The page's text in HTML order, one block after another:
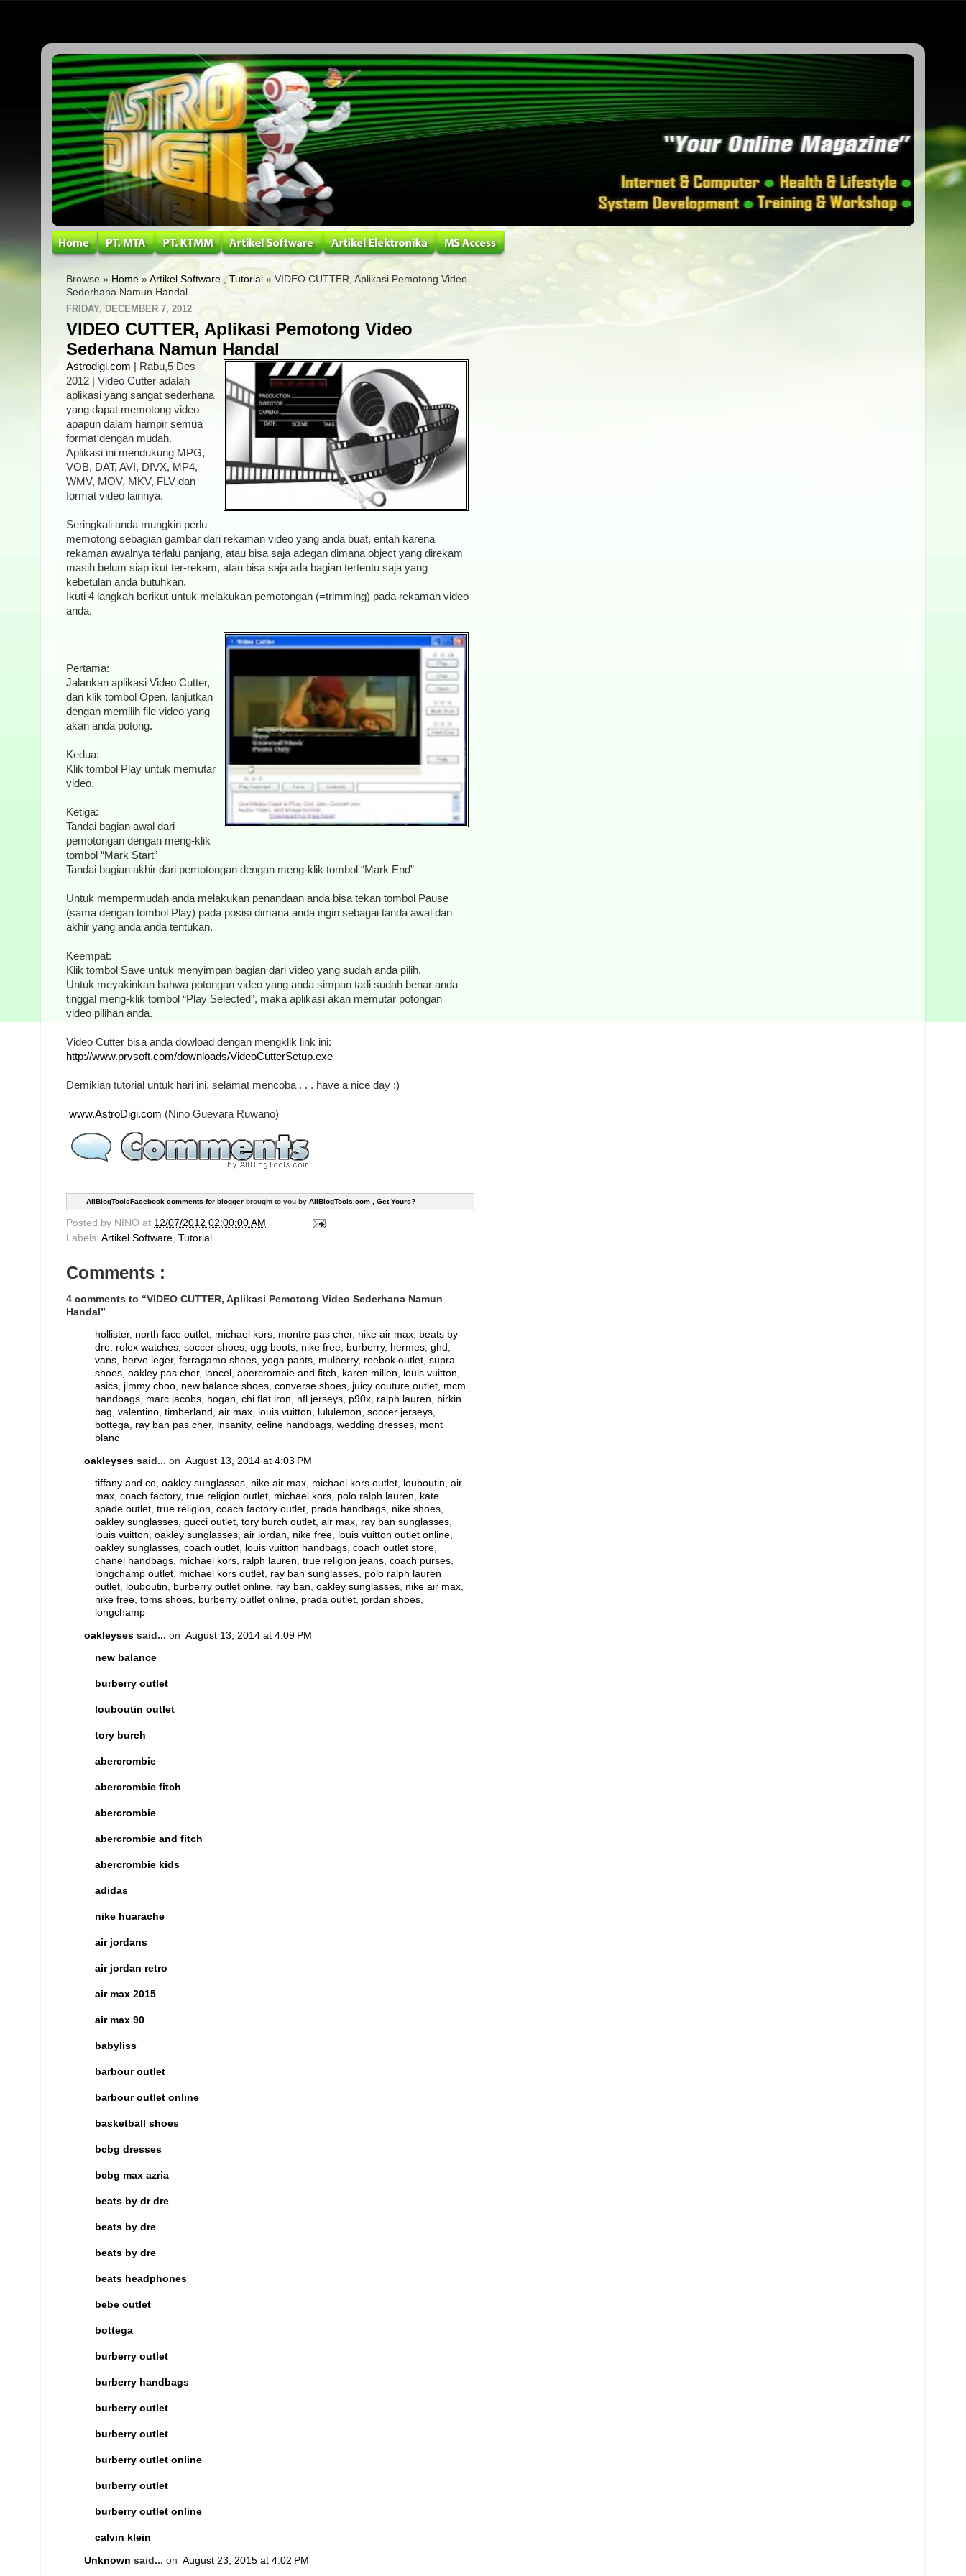
Browse » Home » Artikel Software Tutorial » VIDEO CUTTER, Aplikasi Pemotong Video
Sederhana Namun Handal
FRIDAY, DECEMBER 7, 2012
VIDEO CUTTER, Aplikasi Pemotong Video
Sederhana Namun Handal
Astrodigi.com | Rabu,5 Des
2012 | Video Cutter adalah
aplikasi yang sangat sederhana
yang dapat memotong video
apapun dalam hampir semua
format dengan mudah.
Aplikasi ini mendukung MPG,
VOB, DAT, AVI, DIVX, MP4,
WMV, MOV, MKV, FLV dan
format video lainnya.
Seringkali anda mungkin perlu
memotong sebagian gambar dari rekaman video yang anda buat, entah karena
rekaman awalnya terlalu panjang, atau bisa saja adegan dimana object yang direkam
masih belum siap ikut ter-rekam, atau bisa saja ada bagian tertentu saja yang
kebetulan anda butuhkan.
Ikuti 4 langkah berikut untuk melakukan pemotongan (=trimming) pada rekaman video
anda.
Pertama:
Jalankan aplikasi Video Cutter,
dan klik tombol Open, lanjutkan
dengan memilih file video yang
akan anda potong.
Kedua:
Klik tombol Play untuk memutar
video.
Ketiga:
Tandai bagian awal dari
pemotongan dengan meng-klik
tombol “Mark Start”
Tandai bagian akhir dari pemotongan dengan meng-klik tombol “Mark End”
Untuk mempermudah anda melakukan penandaan anda bisa tekan tombol Pause
(sama dengan tombol Play) pada posisi dimana anda ingin sebagai tanda awal dan
akhir yang anda anda tentukan.
Keempat:
Klik tombol Save untuk menyimpan bagian dari video yang sudah anda pilih.
Untuk meyakinkan bahwa potongan video yang anda simpan tadi sudah benar anda
tinggal meng-klik tombol “Play Selected”, maka aplikasi akan memutar potongan
video pilihan anda.
Video Cutter bisa anda dowload dengan mengklik link ini:
http://www.prvsoft.com/downloads/VideoCutterSetup.exe
Demikian tutorial untuk hari ini, selamat mencoba . . . have a nice day :)
www.AstroDigi.com (Nino Guevara Ruwano)
AllBlogToolsFacebook comments for blogger brought to you by AllBlogTools.com , Get Yours?
Posted by NINO at 12/07/2012 02:00:00 AM
Labels: Artikel Software, Tutorial
Comments :
4 comments to “VIDEO CUTTER, Aplikasi Pemotong Video Sederhana Namun
Handal”
hollister, north face outlet, michael kors, montre pas cher, nike air max, beats by
dre, rolex watches, soccer shoes, ugg boots, nike free, burberry, hermes, ghd ,
vans, herve leger, ferragamo shoes, yoga pants, mulberry, reebok outlet, supra
shoes, oakley pas cher, lancel , abercrombie and fitch, karen millen, louis vuitton,
asics, jimmy choo, new balance shoes, converse shoes, juicy couture outlet, mcm
handbags, marc jacobs, hogan, chi flat iron, nfl jerseys, p90x, ralph lauren, birkin
bag, valentino, timberland , air max, louis vuitton, lululemon, soccer jerseys,
bottega, ray ban pas cher, insanity, celine handbags, wedding dresses, mont
blanc
oakleyses said... on August 13, 2014 at 4:03 PM
tiffany and co, oakley sunglasses, nike air max, michael kors outlet, louboutin, air
max, coach factory, true religion outlet, michael kors, polo ralph lauren, kate
spade outlet, true religion, coach factory outlet, prada handbags, nike shoes,
oakley sunglasses, gucci outlet, tory burch outlet, air max, ray ban sunglasses,
louis vuitton, oakley sunglasses, air jordan, nike free, louis vuitton outlet online,
oakley sunglasses, coach outlet, louis vuitton handbags, coach outlet store,
chanel handbags, michael kors, ralph lauren, true religion jeans, coach purses,
longchamp outlet, michael kors outlet, ray ban sunglasses, polo ralph lauren
outlet, louboutin, burberry outlet online, ray ban, oakley sunglasses, nike air max,
nike free, toms shoes, burberry outlet online, prada outlet, jordan shoes,
longchamp
oakleyses said... on August 13, 2014 at 4:09 PM
new balance
burberry outlet
louboutin outlet
tory burch
abercrombie
abercrombie fitch
abercrombie
abercrombie and fitch
abercrombie kids
adidas
nike huarache
air jordans
air jordan retro
air max 2015
air max 90
babyliss
barbour outlet
barbour outlet online
basketball shoes
bcbg dresses
bcbg max azria
beats by dr dre
beats by dre
beats by dre
beats headphones
bebe outlet
bottega
burberry outlet
burberry handbags
burberry outlet
burberry outlet
burberry outlet online
burberry outlet
burberry outlet online
calvin klein
Unknown said... on August 23, 2015 at 4:02 PM